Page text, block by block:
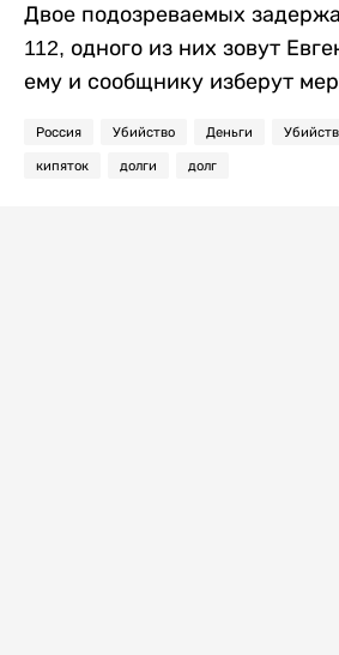
Двое подозреваемых
112, одного из них зовут
ему и сообщнику изберут
Россия Убийство Деньги
кипяток долги долг